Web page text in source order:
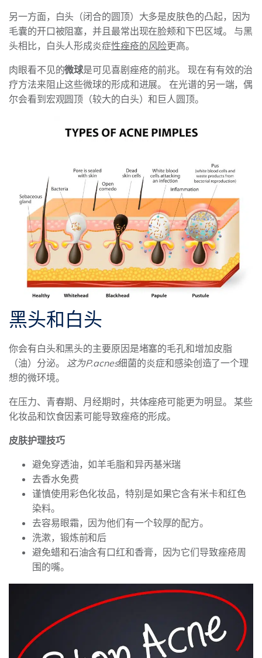
另一方面，白头（闭合的圆顶）大多是皮肤色的凸起，因为
毛囊的开口被阻塞，并且最常出现在脸颊和下巴区域。 与黑
头相比，白头人形成炎症性痤疮的风险更高。
肉眼看不见的微球是可见喜剧痤疮的前兆。 现在有有效的治
疗方法来阻止这些微球的形成和进展。 在光谱的另一端，偶
尔会看到宏观圆顶（较大的白头）和巨人圆顶。
黑头和白头
你会有白头和黑头的主要原因是堵塞的毛孔和增加皮脂
（油）分泌。 这为P.acnes细菌的炎症和感染创造了一个理
想的微环境。
在压力、青春期、月经期时，共体痤疮可能更为明显。 某些
化妆品和饮食因素可能导致痤疮的形成。
皮肤护理技巧
避免穿透油，如羊毛脂和异丙基米瑞
去香水免费
谨慎使用彩色化妆品，特别是如果它含有米卡和红色
染料。
去容易眼霜，因为他们有一个较厚的配方。
洗漱，锻炼前和后
避免蜡和石油含有口红和香膏，因为它们导致痤疮周
围的嘴。